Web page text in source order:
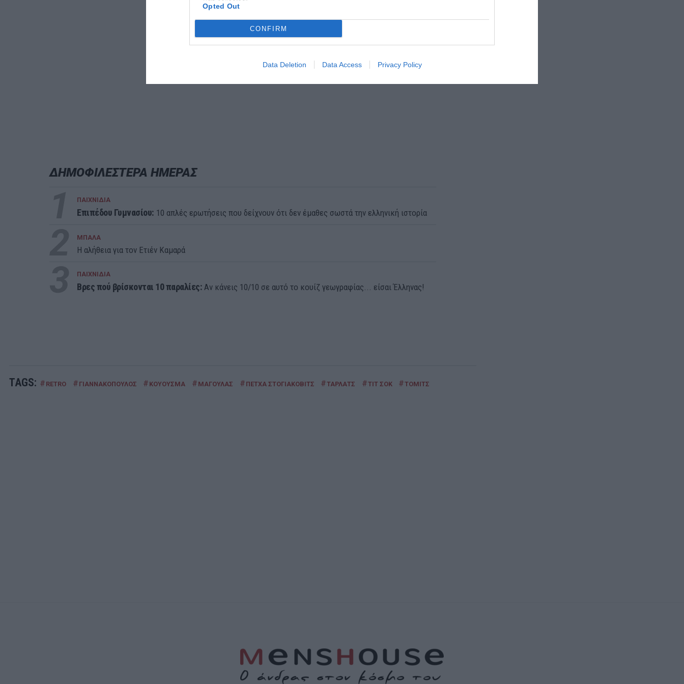
Opted Out
CONFIRM
Data Deletion Data Access Privacy Policy
ΔΗΜΟΦΙΛΕΣΤΕΡΑ ΗΜΕΡΑΣ
ΠΑΙΧΝΙΔΙΑ
Επιπέδου Γυμνασίου: 10 απλές ερωτήσεις που δείχνουν ότι δεν έμαθες σωστά την ελληνική ιστορία
ΜΠΑΛΑ
Η αλήθεια για τον Ετιέν Καμαρά
ΠΑΙΧΝΙΔΙΑ
Βρες πού βρίσκονται 10 παραλίες: Αν κάνεις 10/10 σε αυτό το κουίζ γεωγραφίας... είσαι Έλληνας!
TAGS: # RETRO # ΓΙΑΝΝΑΚΟΠΟΥΛΟΣ # ΚΟΥΟΥΣΜΑ # ΜΑΓΟΥΛΑΣ # ΠΕΤΧΑ ΣΤΟΓΙΑΚΟΒΙΤΣ #ΤΑΡΛΑΤΣ #ΤΙΤ ΣΟΚ #ΤΟΜΙΤΣ